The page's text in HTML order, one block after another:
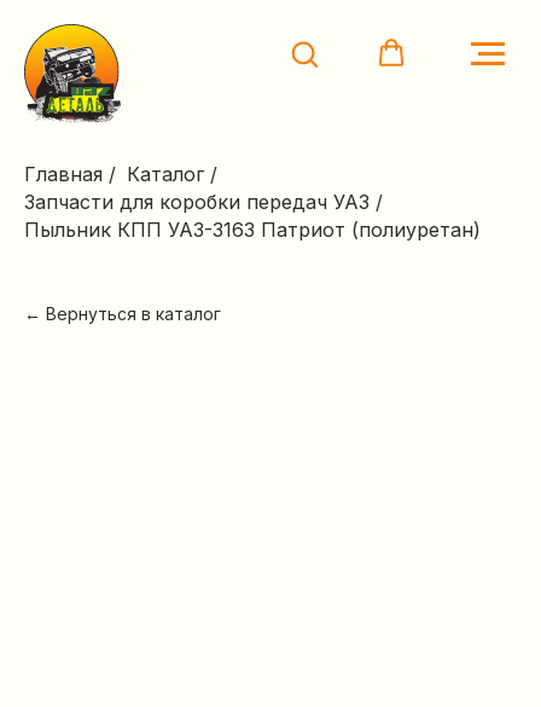
Главная / Каталог /
Запчасти для коробки передач УАЗ /
Пыльник КПП УАЗ-3163 Патриот (полиуретан)
← Вернуться в каталог